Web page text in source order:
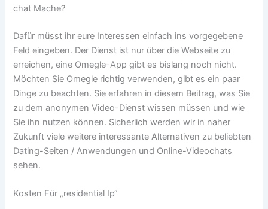
chat Mache?
Dafür müsst ihr eure Interessen einfach ins vorgegebene
Feld eingeben. Der Dienst ist nur über die Webseite zu
erreichen, eine Omegle-App gibt es bislang noch nicht.
Möchten Sie Omegle richtig verwenden, gibt es ein paar
Dinge zu beachten. Sie erfahren in diesem Beitrag, was Sie
zu dem anonymen Video-Dienst wissen müssen und wie
Sie ihn nutzen können. Sicherlich werden wir in naher
Zukunft viele weitere interessante Alternativen zu beliebten
Dating-Seiten / Anwendungen und Online-Videochats
sehen.
Kosten Für „residential Ip“